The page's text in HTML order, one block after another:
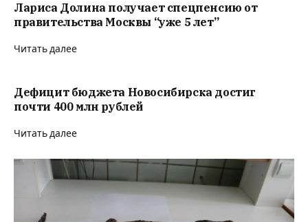
Лариса Долина получает спецпенсию от
правительства Москвы “уже 5 лет”
Читать далее
Дефицит бюджета Новосибирска достиг
почти 400 млн рублей
Читать далее